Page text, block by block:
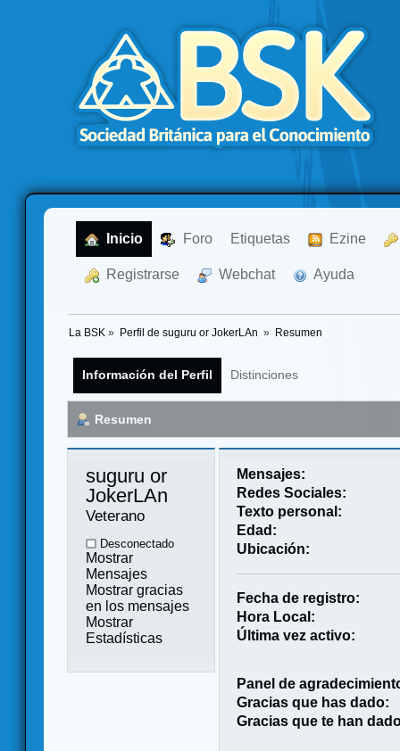
Inicio Foro Etiquetas Ezine
Registrarse Webchat Ayuda
La BSK » Perfil de suguru or JokerLAn » Resumen
Información del Perfil Distinciones
Resumen
suguru or
JokerLAn
Veterano
Desconectado
Mostrar
Mensajes
Mostrar gracias
en los mensajes
Mostrar
Estadísticas
Mensajes:
Redes Sociales:
Texto personal:
Edad:
Ubicación:
Fecha de registro:
Hora Local:
Última vez activo:
Panel de
Gracias que has dado:
Gracias que te han